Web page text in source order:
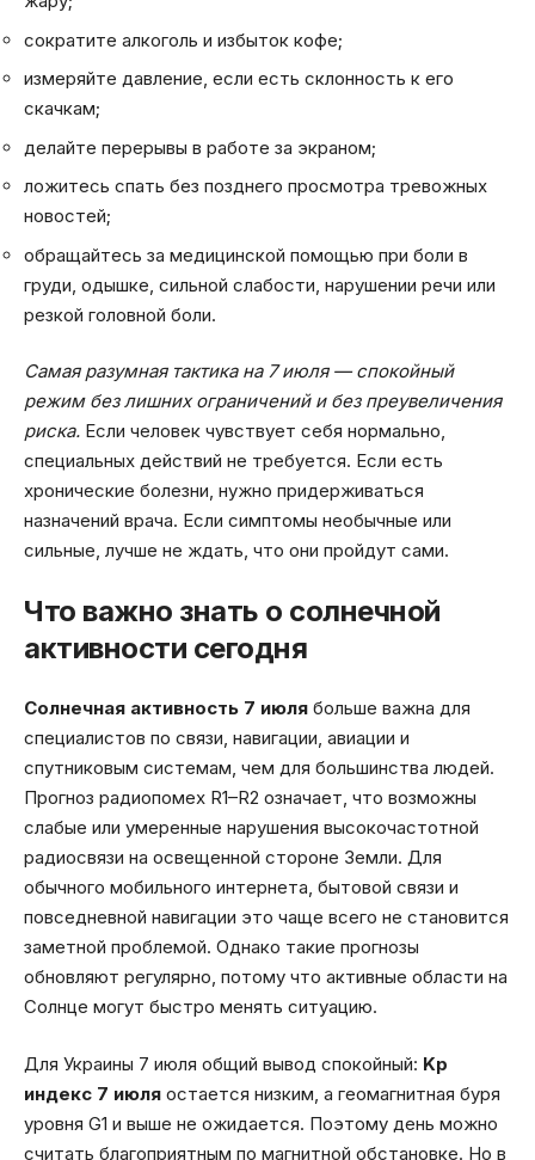
сократите алкоголь и избыток кофе;
измеряйте давление, если есть склонность к его
скачкам;
делайте перерывы в работе за экраном;
ложитесь спать без позднего просмотра тревожных
новостей;
обращайтесь за медицинской помощью при боли в
груди, одышке, сильной слабости, нарушении речи или
резкой головной боли.
Самая разумная тактика на 7 июля — спокойный
режим без лишних ограничений и без преувеличения
риска. Если человек чувствует себя нормально,
специальных действий не требуется. Если есть
хронические болезни, нужно придерживаться
назначений врача. Если симптомы необычные или
сильные, лучше не ждать, что они пройдут сами.
Что важно знать о солнечной
активности сегодня
Солнечная активность 7 июля больше важна для
специалистов по связи, навигации, авиации и
спутниковым системам, чем для большинства людей.
Прогноз радиопомех R1–R2 означает, что возможны
слабые или умеренные нарушения высокочастотной
радиосвязи на освещенной стороне Земли. Для
обычного мобильного интернета, бытовой связи и
повседневной навигации это чаще всего не становится
заметной проблемой. Однако такие прогнозы
обновляют регулярно, потому что активные области на
Солнце могут быстро менять ситуацию.
Для Украины 7 июля общий вывод спокойный: Kp
индекс 7 июля остается низким, а геомагнитная буря
уровня G1 и выше не ожидается. Поэтому день можно
считать благоприятным по магнитной обстановке. Но в